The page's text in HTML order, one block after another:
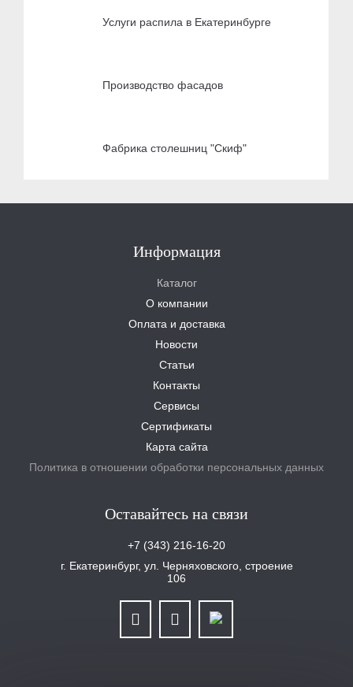
Услуги распила в Екатеринбурге
Производство фасадов
Фабрика столешниц "Скиф"
Информация
Каталог
О компании
Оплата и доставка
Новости
Статьи
Контакты
Сервисы
Сертификаты
Карта сайта
Политика в отношении обработки персональных данных
Оставайтесь на связи
+7 (343) 216-16-20
г. Екатеринбург, ул. Черняховского, строение
106